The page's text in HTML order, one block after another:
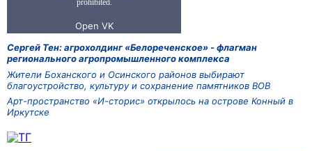
Сергей Тен: агрохолдинг «Белореченское» - флагман
регионального агропромышленного комплекса
Жители Боханского и Осинского районов выбирают
благоустройство, культуру и сохранение памятников ВОВ
Арт-пространство «И-сторис» открылось на острове Конный в
Иркутске